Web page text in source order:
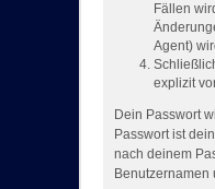
Fällen
Agent)
explizit
Dein Passwort
Passwort ist
nach deinem